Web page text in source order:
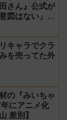
さん』公式が
図はない」と
キャラでクラ
を売ってた外
の『みいちゃ
にアニメ化
差別】